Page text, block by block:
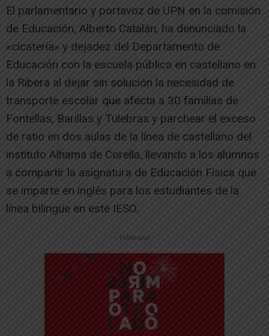
El parlamentario y portavoz de UPN en la comisión
de Educación, Alberto Catalán, ha denunciado la
«cicatería» y dejadez del Departamento de
Educación con la escuela pública en castellano en
la Ribera al dejar sin solución la necesidad de
transporte escolar que afecta a 30 familias de
Fontellas, Barillas y Tulebras y parchear el exceso
de ratio en dos aulas de la línea de castellano del
instituto Alhama de Corella, llevando a los alumnos
a compartir la asignatura de Educación Física que
se imparte en inglés para los estudiantes de la
línea bilingüe en este IESO.
-- Publicidad --